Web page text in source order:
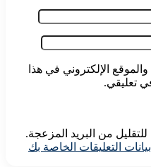
الإلكتروني في هذا
تعليقي.
من البريد المزعجة.
التعليقات الخاصة بك